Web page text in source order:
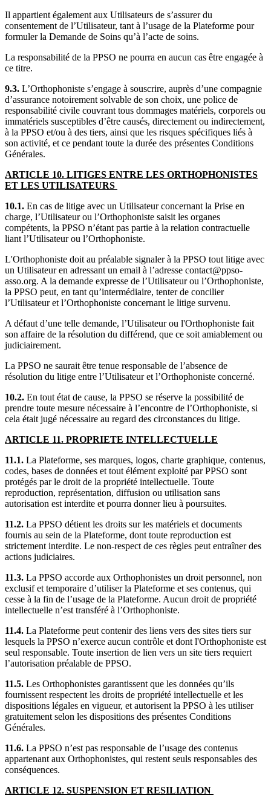
Il appartient également aux Utilisateurs de s’assurer du
consentement de l’Utilisateur, tant à l’usage de la Plateforme pour
formuler la Demande de Soins qu’à l’acte de soins.
La responsabilité de la PPSO ne pourra en aucun cas être engagée à
ce titre.
9.3. L’Orthophoniste s’engage à souscrire, auprès d’une compagnie
d’assurance notoirement solvable de son choix, une police de
responsabilité civile couvrant tous dommages matériels, corporels ou
immatériels susceptibles d’être causés, directement ou indirectement,
à la PPSO et/ou à des tiers, ainsi que les risques spécifiques liés à
son activité, et ce pendant toute la durée des présentes Conditions
Générales.
ARTICLE 10. LITIGES ENTRE LES ORTHOPHONISTES
ET LES UTILISATEURS
10.1. En cas de litige avec un Utilisateur concernant la Prise en
charge, l’Utilisateur ou l’Orthophoniste saisit les organes
compétents, la PPSO n’étant pas partie à la relation contractuelle
liant l’Utilisateur ou l’Orthophoniste.
L'Orthophoniste doit au préalable signaler à la PPSO tout litige avec
un Utilisateur en adressant un email à l’adresse contact@ppso-
asso.org. A la demande expresse de l’Utilisateur ou l’Orthophoniste,
la PPSO peut, en tant qu’intermédiaire, tenter de concilier
l’Utilisateur et l’Orthophoniste concernant le litige survenu.
A défaut d’une telle demande, l’Utilisateur ou l'Orthophoniste fait
son affaire de la résolution du différend, que ce soit amiablement ou
judiciairement.
La PPSO ne saurait être tenue responsable de l’absence de
résolution du litige entre l’Utilisateur et l’Orthophoniste concerné.
10.2. En tout état de cause, la PPSO se réserve la possibilité de
prendre toute mesure nécessaire à l’encontre de l’Orthophoniste, si
cela était jugé nécessaire au regard des circonstances du litige.
ARTICLE 11. PROPRIETE INTELLECTUELLE
11.1. La Plateforme, ses marques, logos, charte graphique, contenus,
codes, bases de données et tout élément exploité par PPSO sont
protégés par le droit de la propriété intellectuelle. Toute
reproduction, représentation, diffusion ou utilisation sans
autorisation est interdite et pourra donner lieu à poursuites.
11.2. La PPSO détient les droits sur les matériels et documents
fournis au sein de la Plateforme, dont toute reproduction est
strictement interdite. Le non-respect de ces règles peut entraîner des
actions judiciaires.
11.3. La PPSO accorde aux Orthophonistes un droit personnel, non
exclusif et temporaire d’utiliser la Plateforme et ses contenus, qui
cesse à la fin de l’usage de la Plateforme. Aucun droit de propriété
intellectuelle n’est transféré à l’Orthophoniste.
11.4. La Plateforme peut contenir des liens vers des sites tiers sur
lesquels la PPSO n’exerce aucun contrôle et dont l'Orthophoniste est
seul responsable. Toute insertion de lien vers un site tiers requiert
l’autorisation préalable de PPSO.
11.5. Les Orthophonistes garantissent que les données qu’ils
fournissent respectent les droits de propriété intellectuelle et les
dispositions légales en vigueur, et autorisent la PPSO à les utiliser
gratuitement selon les dispositions des présentes Conditions
Générales.
11.6. La PPSO n’est pas responsable de l’usage des contenus
appartenant aux Orthophonistes, qui restent seuls responsables des
conséquences.
ARTICLE 12. SUSPENSION ET RESILIATION